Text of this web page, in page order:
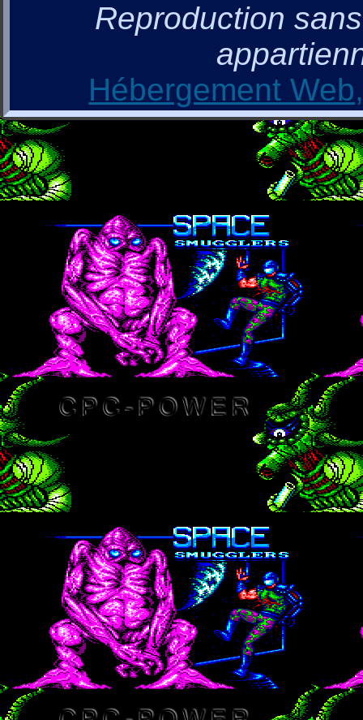
Reproduction
Hébergement